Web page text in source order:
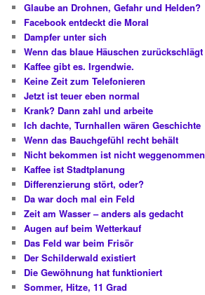
Glaube an Drohnen, Gefahr und Helden?
Facebook entdeckt die Moral
Dampfer unter sich
Wenn das blaue Häuschen zurückschlägt
Kaffee gibt es. Irgendwie.
Keine Zeit zum Telefonieren
Jetzt ist teuer eben normal
Krank? Dann zahl und arbeite
Ich dachte, Turnhallen wären Geschichte
Wenn das Bauchgefühl recht behält
Nicht bekommen ist nicht weggenommen
Kaffee ist Stadtplanung
Differenzierung stört, oder?
Da war doch mal ein Feld
Zeit am Wasser – anders als gedacht
Augen auf beim Wetterkauf
Das Feld war beim Frisör
Der Schilderwald existiert
Die Gewöhnung hat funktioniert
Sommer, Hitze, 11 Grad